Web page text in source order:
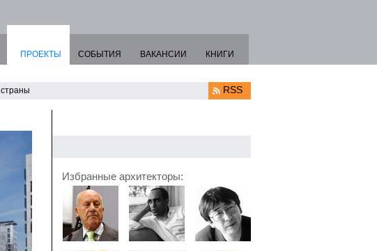
ПРОЕКТЫ
страны
СОБЫТИЯ ВАКАНСИИ КНИГИ
RSS
Избранные архитекторы: